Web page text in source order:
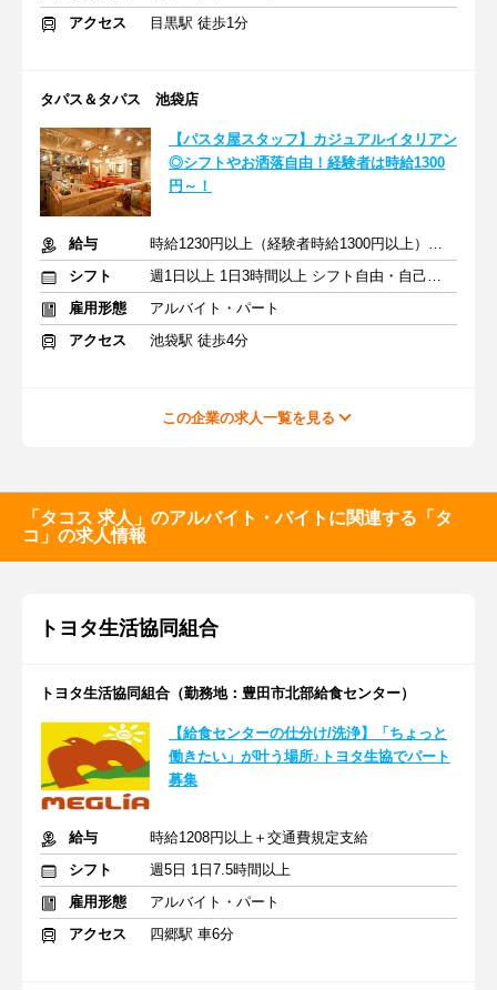
アクセス
目黒駅 徒歩1分
タパス＆タパス 池袋店
【パスタ屋スタッフ】カジュアルイタリアン
◎シフトやお洒落自由！経験者は時給1300
円～！
給与
時給1230円以上（経験者時給1300円以上）＋交通費支給
シフト
週1日以上 1日3時間以上 シフト自由・自己申告
雇用形態
アルバイト・パート
アクセス
池袋駅 徒歩4分
この企業の求人一覧を見る
「タコス 求人」のアルバイト・バイトに関連する「タ
コ」の求人情報
トヨタ生活協同組合
トヨタ生活協同組合（勤務地：豊田市北部給食センター）
【給食センターの仕分け/洗浄】「ちょっと
働きたい」が叶う場所♪トヨタ生協でパート
募集
給与
時給1208円以上＋交通費規定支給
シフト
週5日 1日7.5時間以上
雇用形態
アルバイト・パート
アクセス
四郷駅 車6分